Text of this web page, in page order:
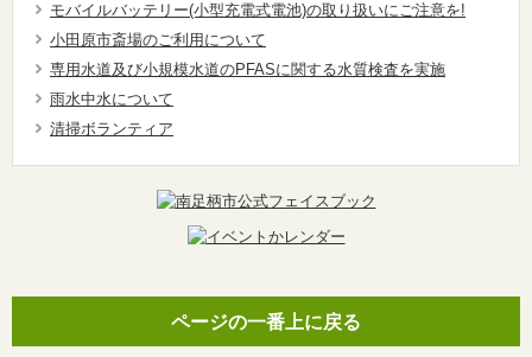
モバイルバッテリー(小型充電式電池)の取り扱いにご注意を!
小田原市斎場のご利用について
専用水道及び小規模水道のPFASに関する水質検査を実施
雨水中水について
清掃ボランティア
ページの一番上に戻る